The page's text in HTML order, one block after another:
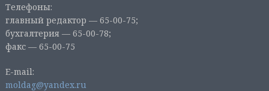
Телефоны:
главный редактор — 65-00-75;
бухгалтерия — 65-00-78;
факс — 65-00-75
E-mail:
moldag@yandex.ru